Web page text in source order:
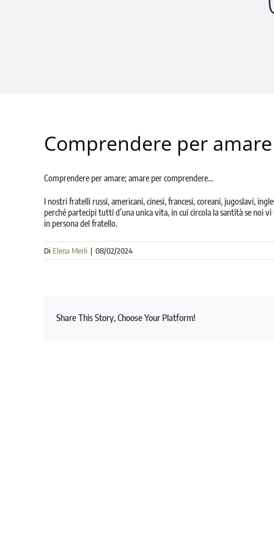
Comprendere per amare
Comprendere per amare; amare per comprendere…
I nostri fratelli russi, americani, cinesi, francesi, coreani, jugoslavi,
perché partecipi tutti d’una unica vita, in cui circola la santità se noi
in persona del fratello.
Di Elena Merli | 08/02/2024
Share This Story, Choose Your Platform!